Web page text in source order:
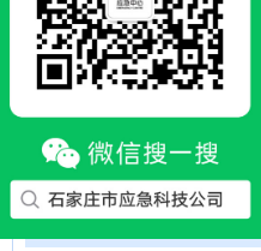
工作动态
图片新闻